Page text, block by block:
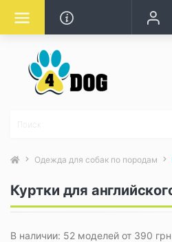
Одежда для собак по породам
Куртки для
В наличии: 52 моделей от 390 грн